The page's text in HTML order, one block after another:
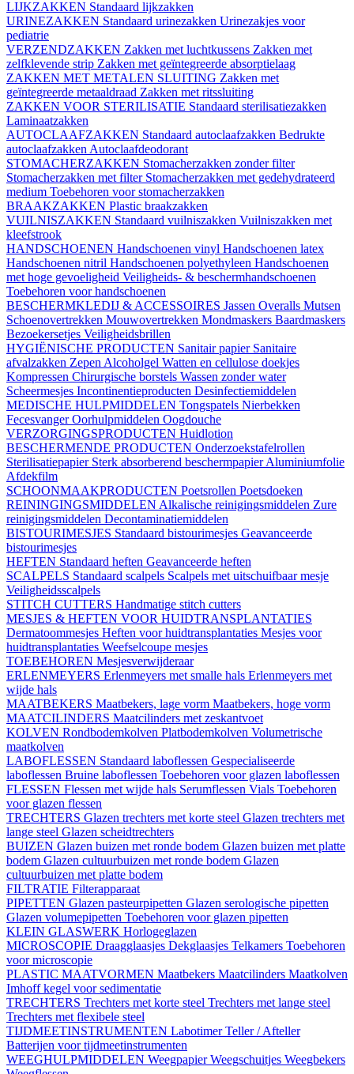
LIJKZAKKEN Standaard lijkzakken
URINEZAKKEN Standaard urinezakken Urinezakjes voor
pediatrie
VERZENDZAKKEN Zakken met luchtkussens Zakken met
zelfklevende strip Zakken met geïntegreerde absorptielaag
ZAKKEN MET METALEN SLUITING Zakken met
geïntegreerde metaaldraad Zakken met ritssluiting
ZAKKEN VOOR STERILISATIE Standaard sterilisatiezakken
Laminaatzakken
AUTOCLAAFZAKKEN Standaard autoclaafzakken Bedrukte
autoclaafzakken Autoclaafdeodorant
STOMACHERZAKKEN Stomacherzakken zonder filter
Stomacherzakken met filter Stomacherzakken met gedehydrateerd
medium Toebehoren voor stomacherzakken
BRAAKZAKKEN Plastic braakzakken
VUILNISZAKKEN Standaard vuilniszakken Vuilniszakken met
kleefstrook
HANDSCHOENEN Handschoenen vinyl Handschoenen latex
Handschoenen nitril Handschoenen polyethyleen Handschoenen
met hoge gevoeligheid Veiligheids- & beschermhandschoenen
Toebehoren voor handschoenen
BESCHERMKLEDIJ & ACCESSOIRES Jassen Overalls Mutsen
Schoenovertrekken Mouwovertrekken Mondmaskers Baardmaskers
Bezoekersetjes Veiligheidsbrillen
HYGIËNISCHE PRODUCTEN Sanitair papier Sanitaire
afvalzakken Zepen Alcoholgel Watten en cellulose doekjes
Kompressen Chirurgische borstels Wassen zonder water
Scheermesjes Incontinentieproducten Desinfectiemiddelen
MEDISCHE HULPMIDDELEN Tongspatels Nierbekken
FecesvangerOorhulpmiddelen Oogdouche
VERZORGINGSPRODUCTEN Huidlotion
BESCHERMENDE PRODUCTEN Onderzoekstafelrollen
Sterilisatiepapier Sterk absorberend beschermpapierAluminiumfolie
Afdekfilm
SCHOONMAAKPRODUCTEN Poetsrollen Poetsdoeken
REININGINGSMIDDELEN Alkalische reinigingsmiddelen Zure
reinigingsmiddelen Decontaminatiemiddelen
BISTOURIMESJES Standaard bistourimesjes Geavanceerde
bistourimesjes
HEFTEN Standaard heften Geavanceerde heften
SCALPELS Standaard scalpels Scalpels met uitschuifbaar mesje
Veiligheidsscalpels
STITCH CUTTERS Handmatige stitch cutters
MESJES & HEFTEN VOOR HUIDTRANSPLANTATIES
Dermatoommesjes Heften voor huidtransplantaties Mesjes voor
huidtransplantaties Weefselcoupe mesjes
TOEBEHOREN Mesjesverwijderaar
ERLENMEYERS Erlenmeyers met smalle hals Erlenmeyers met
wijde hals
MAATBEKERS Maatbekers, lage vorm Maatbekers, hoge vorm
MAATCILINDERS Maatcilinders met zeskantvoet
KOLVEN Rondbodemkolven Platbodemkolven Volumetrische
maatkolven
LABOFLESSEN Standaard laboflessen Gespecialiseerde
laboflessen Bruine laboflessen Toebehoren voor glazen laboflessen
FLESSEN Flessen met wijde hals Serumflessen Vials Toebehoren
voor glazen flessen
TRECHTERS Glazen trechters met korte steel Glazen trechters met
lange steel Glazen scheidtrechters
BUIZEN Glazen buizen met ronde bodem Glazen buizen met platte
bodem Glazen cultuurbuizen met ronde bodem Glazen
cultuurbuizen met platte bodem
FILTRATIE Filterapparaat
PIPETTEN Glazen pasteurpipetten Glazen serologische pipetten
Glazen volumepipetten Toebehoren voor glazen pipetten
KLEIN GLASWERK Horlogeglazen
MICROSCOPIE Draagglaasjes Dekglaasjes Telkamers Toebehoren
voor microscopie
PLASTIC MAATVORMEN Maatbekers Maatcilinders Maatkolven
Imhoff kegel voor sedimentatie
TRECHTERS Trechters met korte steel Trechters met lange steel
Trechters met flexibele steel
TIJDMEETINSTRUMENTEN LabotimerTeller / Afteller
Batterijen voor tijdmeetinstrumenten
WEEGHULPMIDDELEN WeegpapierWeegschuitjes Weegbekers